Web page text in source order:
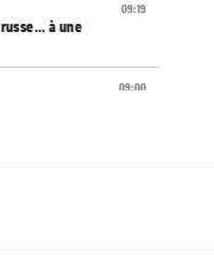
09:19
à une
09:00
pour le double